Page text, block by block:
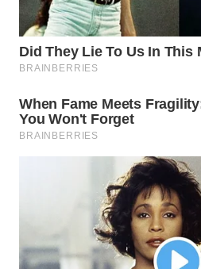
WN
BEKASI
WN
WN
DEPOK
WN